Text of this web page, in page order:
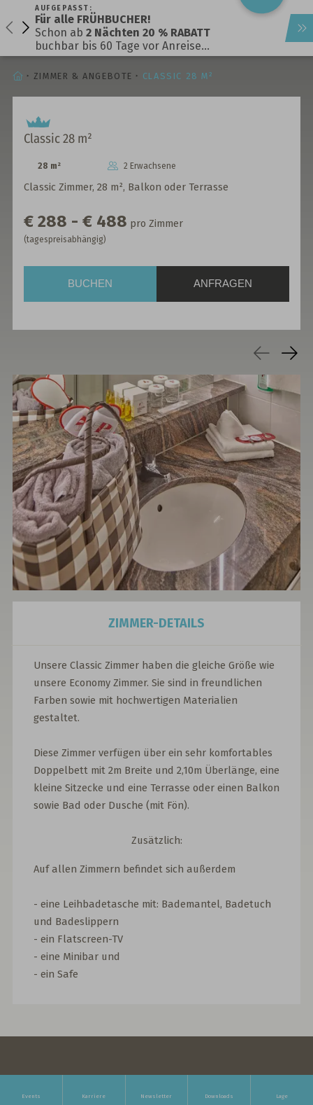
AUFGEPASST:
Für alle FRÜHBUCHER!
Schon ab 2 Nächten 20 % RABATT
buchbar bis 60 Tage vor Anreise…
STARTSEITE
ZIMMER & ANGEBOTE CLASSIC 28 M²
Classic 28 m²
28 m² 2 Erwachsene
Classic Zimmer, 28 m², Balkon oder Terrasse
€ 288 - € 488 pro Zimmer
(tagespreisabhängig)
BUCHEN ANFRAGEN
Unsere Classic Zimmer haben die gleiche Größe wie
unsere Economy Zimmer. Sie sind in freundlichen
Farben sowie mit hochwertigen Materialien
gestaltet.
Diese Zimmer verfügen über ein sehr komfortables
Doppelbett mit 2m Breite und 2,10m Überlänge, eine
kleine Sitzecke und eine Terrasse oder einen Balkon
sowie Bad oder Dusche (mit Fön).
Zusätzlich:
Auf allen Zimmern befindet sich außerdem
- eine Leihbadetasche mit: Bademantel, Badetuch
und Badeslippern
- ein Flatscreen-TV
- eine Minibar und
- ein Safe
Events Karriere Newsletter Downloads Lage